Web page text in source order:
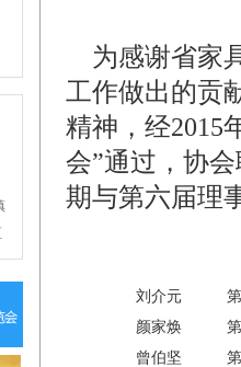
为感谢省家
工作做出的贡
精神，经2015
会”通过，协
期与第六届理
刘介元
颜家焕
曾伯坚